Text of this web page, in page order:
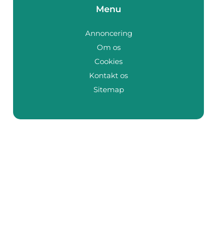
Menu
Annoncering
Om os
Cookies
Kontakt os
Sitemap